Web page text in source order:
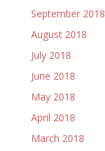
September 2018
August 2018
July 2018
June 2018
May 2018
April 2018
March 2018